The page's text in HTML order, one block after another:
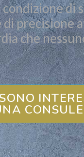
di
di precisione
che